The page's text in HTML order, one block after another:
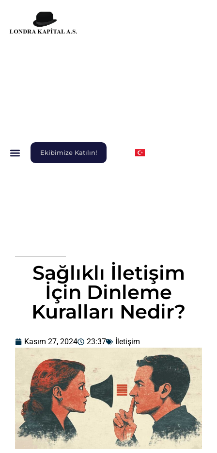
Ekibimize Katılın!
Sağlıklı İletişim
İçin Dinleme
Kuralları Nedir?
Kasım 27, 2024 23:37 İletişim